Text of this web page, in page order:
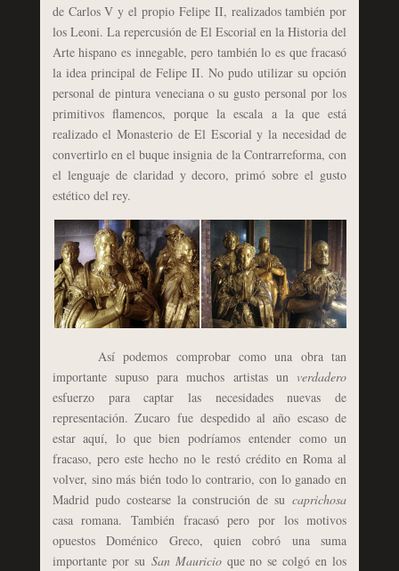
de Carlos V y el propio Felipe II, realizados también por
los Leoni. La repercusión de El Escorial en la Historia del
Arte hispano es innegable, pero también lo es que fracasó
la idea principal de Felipe II. No pudo utilizar su opción
personal de pintura veneciana o su gusto personal por los
primitivos flamencos, porque la escala a la que está
realizado el Monasterio de El Escorial y la necesidad de
convertirlo en el buque insignia de la Contrarreforma, con
el lenguaje de claridad y decoro, primó sobre el gusto
estético del rey.
Así podemos comprobar como una obra tan
importante supuso para muchos artistas un verdadero
esfuerzo para captar las necesidades nuevas de
representación. Zucaro fue despedido al año escaso de
estar aquí, lo que bien podríamos entender como un
fracaso, pero este hecho no le restó crédito en Roma al
volver, sino más bién todo lo contrario, con lo ganado en
Madrid pudo costearse la construción de sucaprichosa
casa romana. También fracasó pero por los motivos
opuestos Doménico Greco, quien cobró una suma
importante por su San Mauricioque no se colgó en los